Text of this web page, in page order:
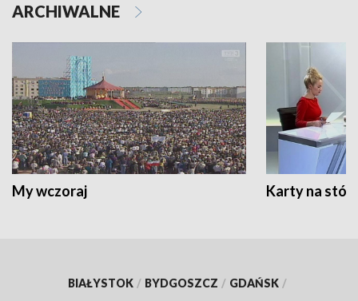
ARCHIWALNE
My wczoraj Karty na
BIAŁYSTOK / BYDGOSZCZ / GDAŃSK /